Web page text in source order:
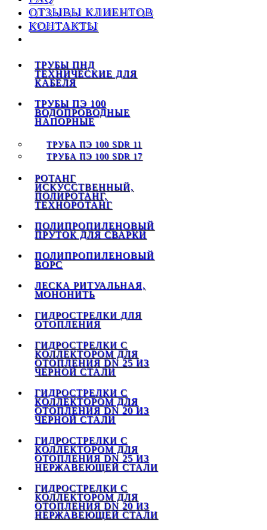
ОТЗЫВЫ КЛИЕНТОВ
КОНТАКТЫ
ТРУБЫ ПНД
ТЕХНИЧЕСКИЕ ДЛЯ
КАБЕЛЯ
ТРУБЫ ПЭ 100
ВОДОПРОВОДНЫЕ
НАПОРНЫЕ
ТРУБА ПЭ 100 SDR 11
ТРУБА ПЭ 100 SDR 17
РОТАНГ
ИСКУССТВЕННЫЙ,
ПОЛИРОТАНГ,
ТЕХНОРОТАНГ
ПОЛИПРОПИЛЕНОВЫЙ
ПРУТОК ДЛЯ СВАРКИ
ПОЛИПРОПИЛЕНОВЫЙ
ВОРС
ЛЕСКА РИТУАЛЬНАЯ,
МОНОНИТЬ
ГИДРОСТРЕЛКИ ДЛЯ
ОТОПЛЕНИЯ
ГИДРОСТРЕЛКИ С
КОЛЛЕКТОРОМ ДЛЯ
ОТОПЛЕНИЯ DN 25 ИЗ
ЧЕРНОЙ СТАЛИ
ГИДРОСТРЕЛКИ С
КОЛЛЕКТОРОМ ДЛЯ
ОТОПЛЕНИЯ DN 20 ИЗ
ЧЕРНОЙ СТАЛИ
ГИДРОСТРЕЛКИ С
КОЛЛЕКТОРОМ ДЛЯ
ОТОПЛЕНИЯ DN 25 ИЗ
НЕРЖАВЕЮЩЕЙ СТАЛИ
ГИДРОСТРЕЛКИ С
КОЛЛЕКТОРОМ ДЛЯ
ОТОПЛЕНИЯ DN 20 ИЗ
НЕРЖАВЕЮЩЕЙ СТАЛИ